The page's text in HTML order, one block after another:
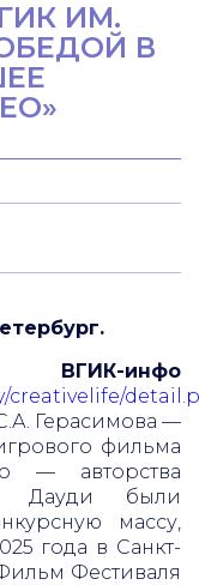
ИМ.
В
инфо
creativelife/
Герасимова —
фильма
— авторства
Дауди были
массу,
года в Санкт-
Фестиваля